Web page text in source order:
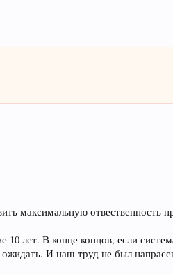
максимальную отвественность
лет. В конце концов, если
И наш труд не был